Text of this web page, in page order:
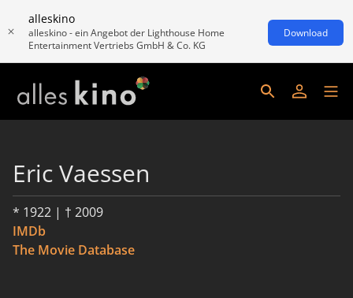
alleskino
alleskino - ein Angebot der Lighthouse Home
Entertainment Vertriebs GmbH & Co. KG
Download
Eric Vaessen
* 1922 | † 2009
IMDb
The Movie Database